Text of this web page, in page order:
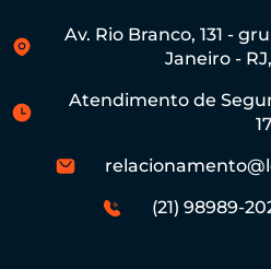
Av. Rio Branco, 131 -
Janeiro -
Atendimento de
(21) 98989-